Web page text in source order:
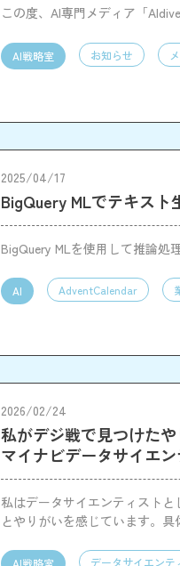
この度、AI専門メディア「
AI戦略室 お知らせ
2025/04/17
BigQuery MLでテキスト
BigQuery MLを使用して推論処
AI AdventCalendar
2026/02/24
私がデジ戦で見つけた
マイナビデータサイエ
私はデータサイエンティスト
とやりがいを感じています。
AI戦略室 データサイエンテ